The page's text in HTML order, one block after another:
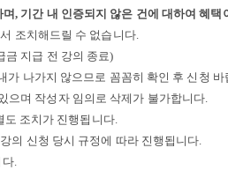
며, 기간 내 인증되지 않은 건에 대하여 혜택
조치해드릴 수 없습니다.
금 지급 전 강의 종료)
가 나가지 않으므로 꼼꼼히 확인 후 신청 바
으며 작성자 임의로 삭제가 불가합니다.
조치가 진행됩니다.
의 신청 당시 규정에 따라 진행됩니다.
.